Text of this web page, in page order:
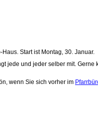
Start ist Montag, 30. Januar.
und jeder selber mit.
wenn Sie sich vorher im